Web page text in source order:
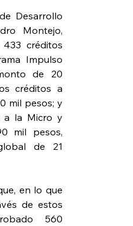
Desarrollo
Montejo,
créditos
Impulso
de 20
créditos a
mil pesos; y
a la Micro y
mil pesos,
de 21
en lo que
de estos
560